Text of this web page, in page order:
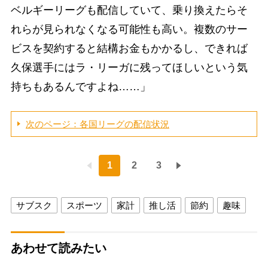
ベルギーリーグも配信していて、乗り換えたらそ
れらが見られなくなる可能性も高い。複数のサー
ビスを契約すると結構お金もかかるし、できれば
久保選手にはラ・リーガに残ってほしいという気
持ちもあるんですよね……」
次のページ：各国リーグの配信状況
1 2 3
サブスク スポーツ 家計 推し活 節約 趣味
あわせて読みたい